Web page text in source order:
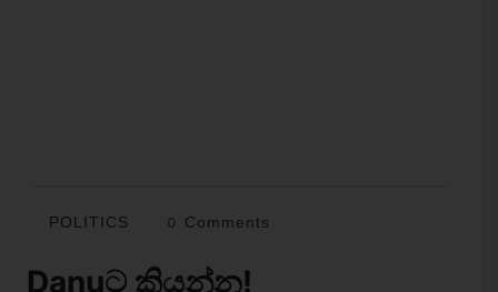
POLITICS 0 Comments